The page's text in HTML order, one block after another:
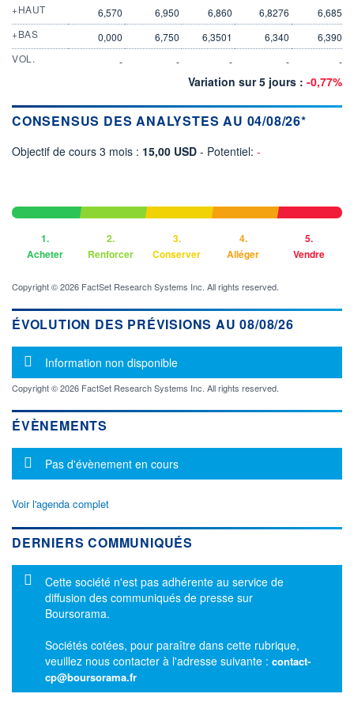
+HAUT
6,570 6,950 6,860 6,8276
6,685
+BAS
0,000 6,750 6,3501 6,340
6,390
VOL.
- - - - -
Variation sur 5 jours : -0,77%
CONSENSUS DES ANALYSTES AU 04/08/26*
Objectif de cours 3 mois : 15,00 USD - Potentiel: -
1.
Acheter
2.
Renforcer
3.
Conserver
4.
Alléger
5.
Vendre
Copyright © 2026 FactSet Research Systems Inc. All rights reserved.
ÉVOLUTION DES PRÉVISIONS AU 08/08/26
Message d'information
Information non disponible
Copyright © 2026 FactSet Research Systems Inc. All rights reserved.
ÉVÈNEMENTS
Message d'information
Pas d'évènement en cours
Voir l'agenda complet
DERNIERS COMMUNIQUÉS
Message d'information
Cette société n'est pas adhérente au service de
diffusion des communiqués de presse sur
Boursorama.
Sociétés cotées, pour paraître dans cette rubrique,
veuillez nous contacter à l'adresse suivante : contact-
cp@boursorama.fr